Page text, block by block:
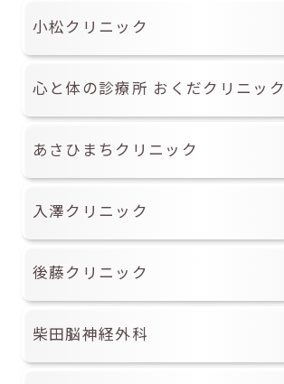
小松クリニック
心と体の診療所 おくだクリニック
あさひまちクリニック
入澤クリニック
後藤クリニック
柴田脳神経外科